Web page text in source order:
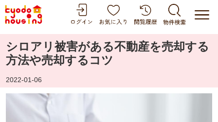
シロアリ被害がある不動産を売却する
方法や売却するコツ
2022-01-06